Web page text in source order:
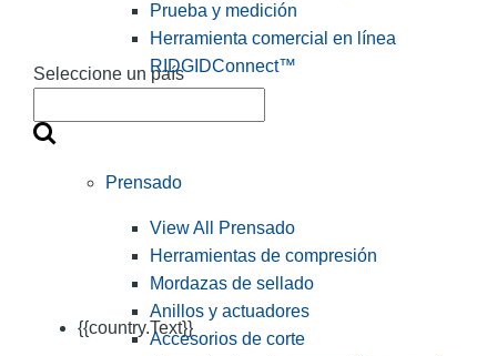
Seleccione un país
{{country.Text}}
Prueba y medición
Herramienta comercial en línea
RIDGIDConnect™
Prensado
View All Prensado
Herramientas de compresión
Mordazas de sellado
Anillos y actuadores
Accesorios de corte